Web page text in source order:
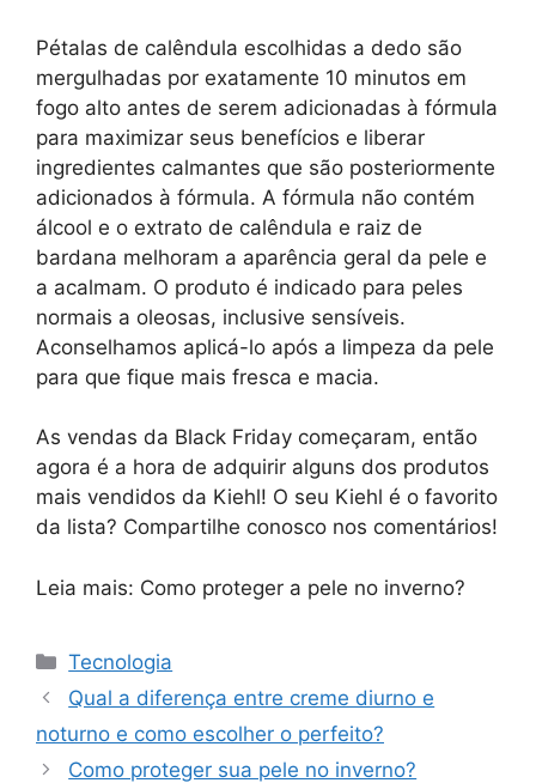
Pétalas de calêndula escolhidas a dedo são
mergulhadas por exatamente 10 minutos em
fogo alto antes de serem adicionadas à fórmula
para maximizar seus benefícios e liberar
ingredientes calmantes que são posteriormente
adicionados à fórmula. A fórmula não contém
álcool e o extrato de calêndula e raiz de
bardana melhoram a aparência geral da pele e
a acalmam. O produto é indicado para peles
normais a oleosas, inclusive sensíveis.
Aconselhamos aplicá-lo após a limpeza da pele
para que fique mais fresca e macia.
As vendas da Black Friday começaram, então
agora é a hora de adquirir alguns dos produtos
mais vendidos da Kiehl! O seu Kiehl é o favorito
da lista? Compartilhe conosco nos comentários!
Leia mais: Como proteger a pele no inverno?
Categorias
Tecnologia
Qual a diferença entre creme diurno e
noturno e como escolher o perfeito?
Como proteger sua pele no inverno?